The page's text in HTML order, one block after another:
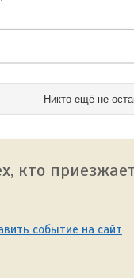
Никто ещё не
кто
событие на сайт